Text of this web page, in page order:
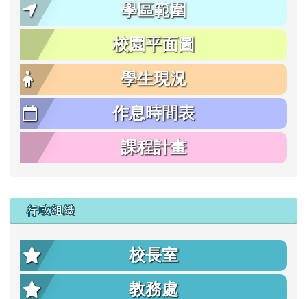
學區範圍
校園平面圖
學生現況
作息時間表
課程計畫
行政組織
校長室
教務處